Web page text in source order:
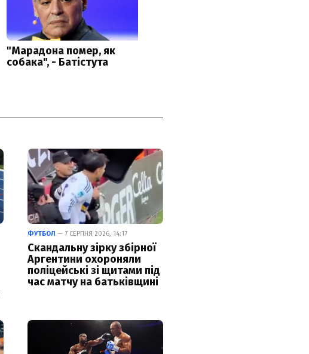
ФУТБОЛ — 7 СЕРПНЯ 2026, 14:17
Скандальну зірку збірної
Аргентини охороняли
поліцейські зі щитами під
час матчу на батьківщині